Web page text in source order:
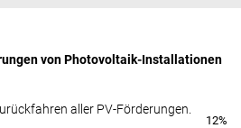
von Photovoltaik-Installationen
aller PV-Förderungen.
12%